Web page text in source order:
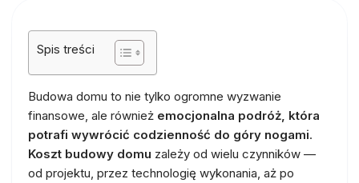
Spis treści
Budowa domu to nie tylko ogromne wyzwanie
finansowe, ale również emocjonalna podróż, która
potrafi wywrócić codzienność do góry nogami.
Koszt budowy domu zależy od wielu czynników —
od projektu, przez technologię wykonania, aż po